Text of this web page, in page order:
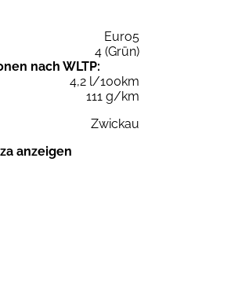
Euro5
4 (Grün)
nach WLTP:
4,2 l/100km
111 g/km
Zwickau
anzeigen